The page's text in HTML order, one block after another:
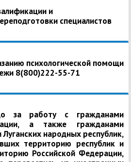
и
специалистов
психологической помощи
8(800)222-55-71
за работу с гражданами
а также гражданами
народных республик,
территорию республик и
Российской Федерации,